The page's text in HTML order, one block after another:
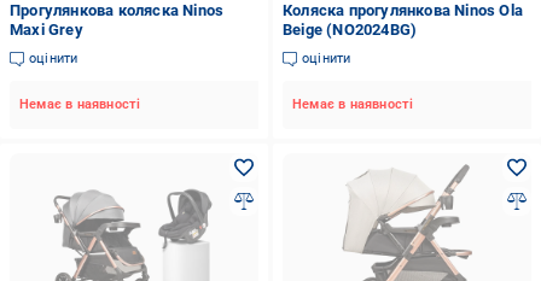
Прогулянкова коляска Ninos
Maxi Grey
оцінити
Немає в наявності
Коляска прогулянкова Ninos Ola
Beige (NO2024BG)
оцінити
Немає в наявності